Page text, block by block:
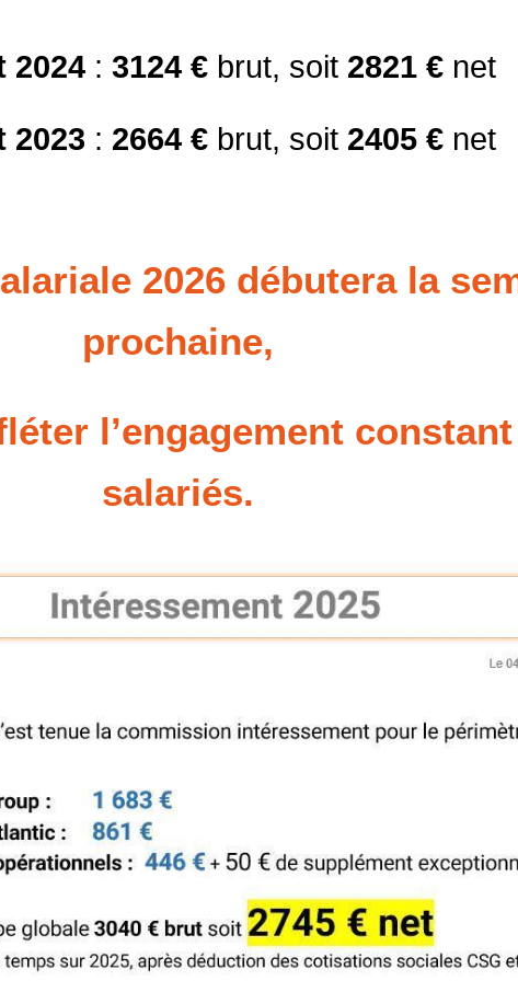
2024 :3124 € brut, soit 2821 € net
2023 : 2664 € brut, soit 2405 € net
2026 débutera la
prochaine,
l’engagement
salariés.